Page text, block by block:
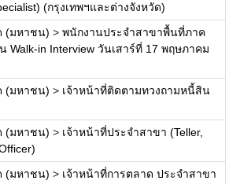
(กรุงเทพฯและต่างจังหวัด)
(มหาชน) > พนักงานประจำสาขาพื้นที่ภาค
Walk-in Interview วันเสาร์ที่ 17 พฤษภาคม
(มหาชน) > เจ้าหน้าที่ติดตามทวงถามหนี้สิน
(มหาชน) > เจ้าหน้าที่ประจำสาขา (Teller,
(มหาชน) > เจ้าหน้าที่การตลาด ประจำสาขา